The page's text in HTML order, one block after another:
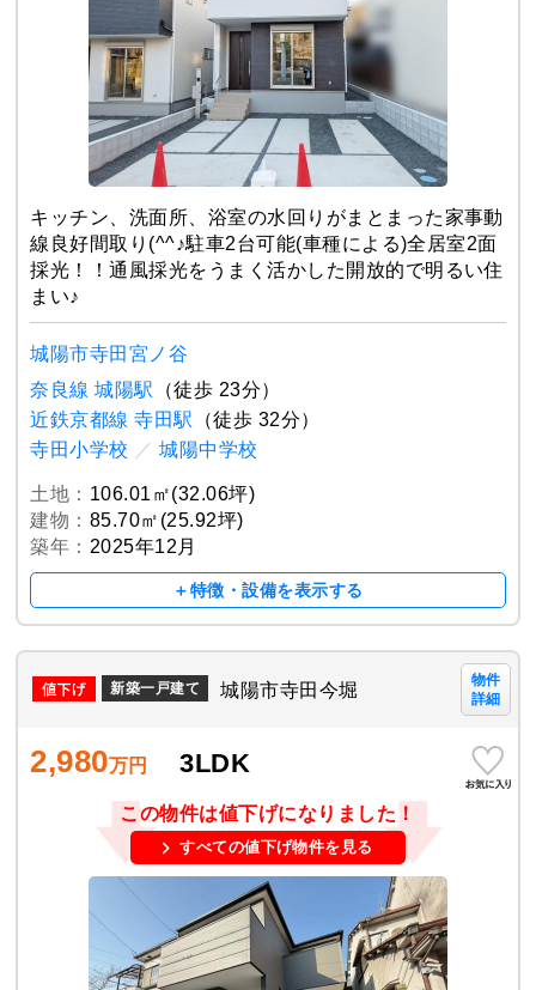
キッチン、洗面所、浴室の水回りがまとまった家事動
線良好間取り(^^♪駐車2台可能(車種による)全居室2面
採光！！通風採光をうまく活かした開放的で明るい住
まい♪
城陽市寺田宮ノ谷
奈良線 城陽駅
（徒歩 23分）
近鉄京都線 寺田駅
（徒歩 32分）
寺田小学校 ／ 城陽中学校
土地： 106.01㎡(32.06坪)
建物： 85.70㎡(25.92坪)
築年： 2025年12月
＋特徴・設備を表示する
新築一戸建て 城陽市寺田今堀
物件
詳細
2,980万円 3LDK
この物件は値下げになりました！
すべての値下げ物件を見る